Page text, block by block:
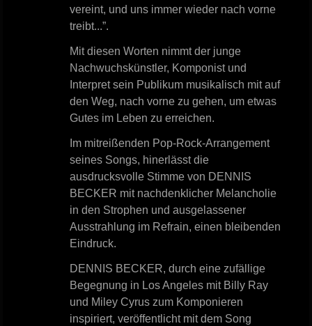
vereint, und uns immer wieder nach vorne
treibt...”.
Mit diesen Worten nimmt der junge
Nachwuchskünstler, Komponist und
Interpret sein Publikum musikalisch mit auf
den Weg, nach vorne zu gehen, um etwas
Gutes im Leben zu erreichen.
Im mitreißenden Pop-Rock-Arrangement
seines Songs, hinerlässt die
ausdrucksvolle Stimme von DENNIS
BECKER mit nachdenklicher Melancholie
in den Strophen und ausgelassener
Ausstrahlung im Refrain, einen bleibenden
Eindruck.
DENNIS BECKER, durch eine zufällige
Begegnung in Los Angeles mit Billy Ray
und Miley Cyrus zum Komponieren
inspiriert, veröffentlicht mit dem Song